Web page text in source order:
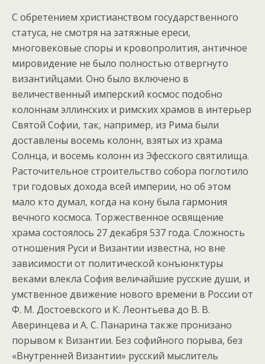
С обретением христианством государственного
статуса, не смотря на затяжные ереси,
многовековые споры и кровопролития, античное
мировидение не было полностью отвергнуто
византийцами. Оно было включено в
величественный имперский космос подобно
колоннам эллинских и римских храмов в интерьер
Святой Софии, так, например, из Рима были
доставлены восемь колонн, взятых из храма
Солнца, и восемь колонн из Эфесского святилища.
Расточительное строительство собора поглотило
три годовых дохода всей империи, но об этом
мало кто думал, когда на кону была гармония
вечного космоса. Торжественное освящение
храма состоялось 27 декабря 537 года. Сложность
отношения Руси и Византии известна, но вне
зависимости от политической конъюнктуры
веками влекла София величайшие русские души, и
умственное движение нового времени в России от
Ф. М. Достоевского и К. Леонтьева до В. В.
Аверинцева и А. С. Панарина также пронизано
порывом к Византии. Без софийного порыва, без
«Внутренней Византии» русский мыслитель